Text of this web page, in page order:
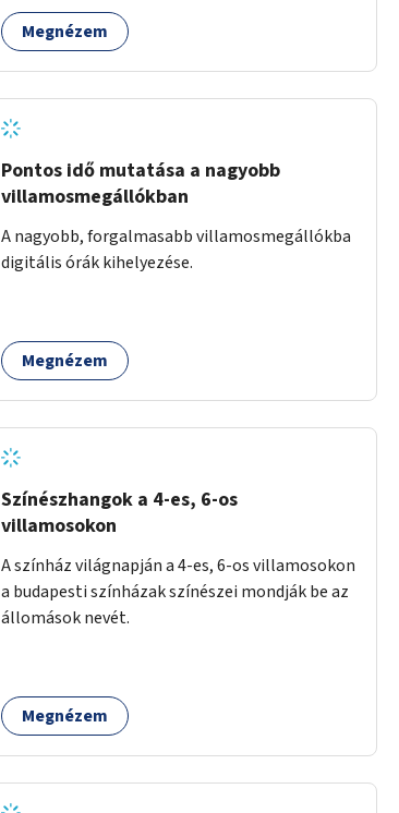
Megnézem
Pontos idő mutatása a nagyobb
villamosmegállókban
A nagyobb, forgalmasabb villamosmegállókba
digitális órák kihelyezése.
Megnézem
Színészhangok a 4-es, 6-os
villamosokon
A színház világnapján a 4-es, 6-os villamosokon
a budapesti színházak színészei mondják be az
állomások nevét.
Megnézem